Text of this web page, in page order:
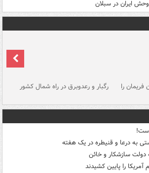
ایران در سبلان
را رگبار و رعدوبرق در راه شمال کشور
سازشکار و خائن
آمریکا را پایین کشیدند